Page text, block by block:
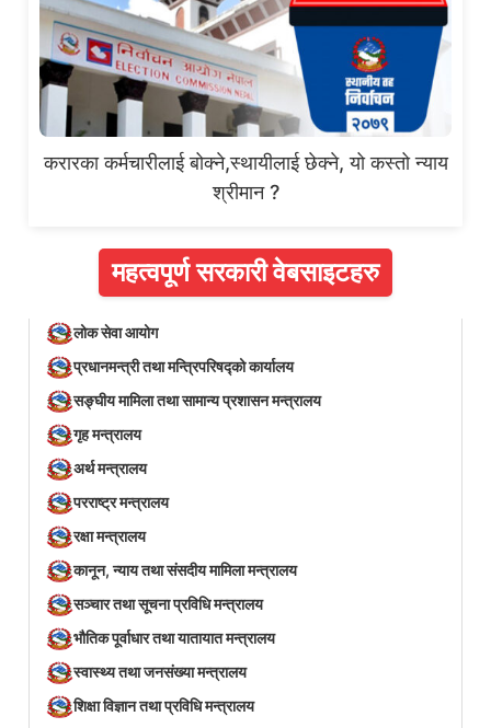
करारका कर्मचारीलाई बोक्ने,स्थायीलाई छेक्ने, यो कस्तो न्याय
श्रीमान ?
महत्वपूर्ण सरकारी वेबसाइटहरु
लोक सेवा आयोग
प्रधानमन्त्री तथा मन्त्रिपरिषद्को कार्यालय
सङ्घीय मामिला तथा सामान्य प्रशासन मन्त्रालय
गृह मन्त्रालय
अर्थ मन्त्रालय
परराष्ट्र मन्त्रालय
रक्षा मन्त्रालय
कानून, न्याय तथा संसदीय मामिला मन्त्रालय
सञ्‍चार तथा सूचना प्रविधि मन्त्रालय
भौतिक पूर्वाधार तथा यातायात मन्त्रालय
स्वास्थ्य तथा जनसंख्या मन्त्रालय
शिक्षा विज्ञान तथा प्रविधि मन्त्रालय